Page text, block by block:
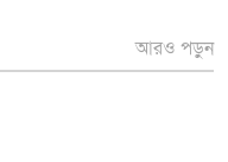
আরও পড়ুন